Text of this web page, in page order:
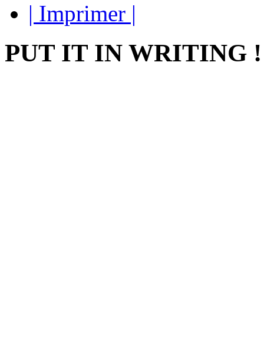
| Imprimer |
PUT IT IN WRITING !